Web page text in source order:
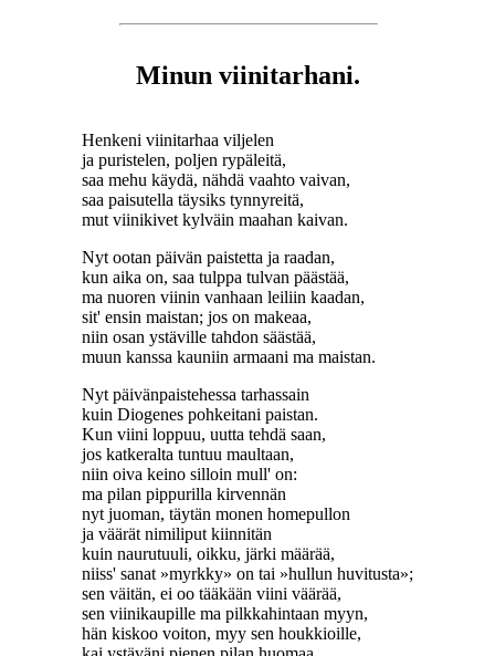
Minun viinitarhani.
Henkeni viinitarhaa viljelen
ja puristelen, poljen rypäleitä,
saa mehu käydä, nähdä vaahto vaivan,
saa paisutella täysiks tynnyreitä,
mut viinikivet kylväin maahan kaivan.
Nyt ootan päivän paistetta ja raadan,
kun aika on, saa tulppa tulvan päästää,
ma nuoren viinin vanhaan leiliin kaadan,
sit' ensin maistan; jos on makeaa,
niin osan ystäville tahdon säästää,
muun kanssa kauniin armaani ma maistan.
Nyt päivänpaistehessa tarhassain
kuin Diogenes pohkeitani paistan.
Kun viini loppuu, uutta tehdä saan,
jos katkeralta tuntuu maultaan,
niin oiva keino silloin mull' on:
ma pilan pippurilla kirvennän
nyt juoman, täytän monen homepullon
ja väärät nimiliput kiinnitän
kuin naurutuuli, oikku, järki määrää,
niiss' sanat »myrkky» on tai »hullun huvitusta»;
sen väitän, ei oo tääkään viini väärää,
sen viinikaupille ma pilkkahintaan myyn,
hän kiskoo voiton, myy sen houkkioille,